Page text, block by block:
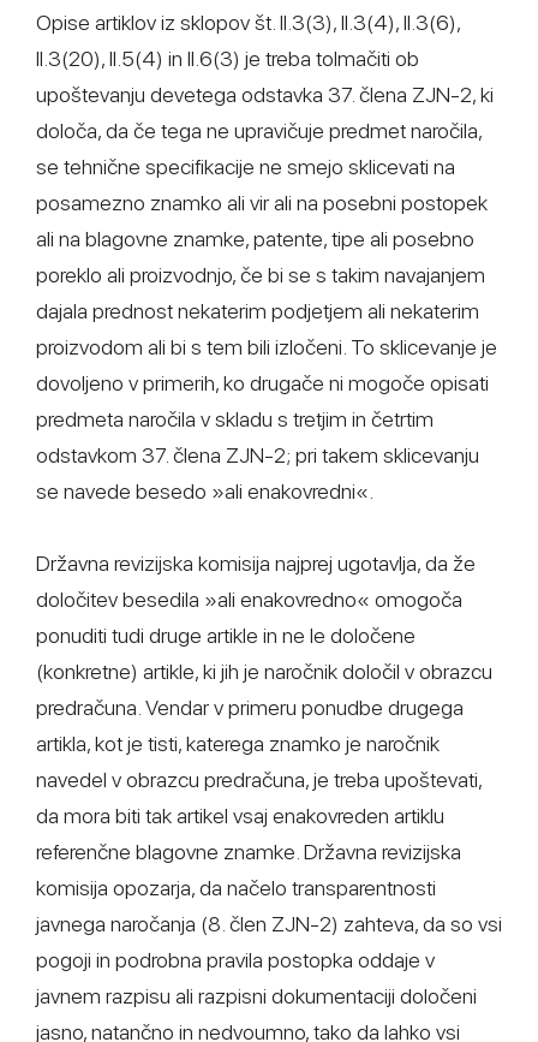
Opise artiklov iz sklopov št. II.3(3), II.3(4), II.3(6),
II.3(20), II.5(4) in II.6(3) je treba tolmačiti ob
upoštevanju devetega odstavka 37. člena ZJN-2, ki
določa, da če tega ne upravičuje predmet naročila,
se tehnične specifikacije ne smejo sklicevati na
posamezno znamko ali vir ali na posebni postopek
ali na blagovne znamke, patente, tipe ali posebno
poreklo ali proizvodnjo, če bi se s takim navajanjem
dajala prednost nekaterim podjetjem ali nekaterim
proizvodom ali bi s tem bili izločeni. To sklicevanje je
dovoljeno v primerih, ko drugače ni mogoče opisati
predmeta naročila v skladu s tretjim in četrtim
odstavkom 37. člena ZJN-2; pri takem sklicevanju
se navede besedo »ali enakovredni«.
Državna revizijska komisija najprej ugotavlja, da že
določitev besedila »ali enakovredno« omogoča
ponuditi tudi druge artikle in ne le določene
(konkretne) artikle, ki jih je naročnik določil v obrazcu
predračuna. Vendar v primeru ponudbe drugega
artikla, kot je tisti, katerega znamko je naročnik
navedel v obrazcu predračuna, je treba upoštevati,
da mora biti tak artikel vsaj enakovreden artiklu
referenčne blagovne znamke. Državna revizijska
komisija opozarja, da načelo transparentnosti
javnega naročanja (8. člen ZJN-2) zahteva, da so vsi
pogoji in podrobna pravila postopka oddaje v
javnem razpisu ali razpisni dokumentaciji določeni
jasno, natančno in nedvoumno, tako da lahko vsi